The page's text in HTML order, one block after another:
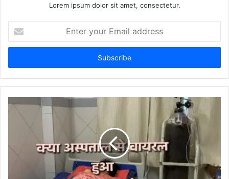
Lorem ipsum dolor sit amet, consectetur.
t
r
y
a